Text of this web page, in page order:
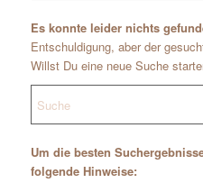
Es konnte leider nichts
Entschuldigung, aber der
Willst Du eine neue Suche
Um die besten
folgende Hinweise: